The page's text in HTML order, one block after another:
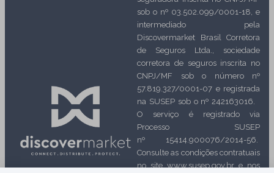
sob o nº 03.502.099/0001-18, e
intermediado pela
Discovermarket Brasil Corretora
de Seguros Ltda., sociedade
corretora de seguros inscrita no
CNPJ/MF sob o número nº
57.819.327/0001-07 e registrada
na SUSEP sob o nº 242163016.
O serviço é registrado via
Processo SUSEP
nº 15414.900076/2014-56.
Consulte as condições contratuais
no site www.susep.gov.br e nos